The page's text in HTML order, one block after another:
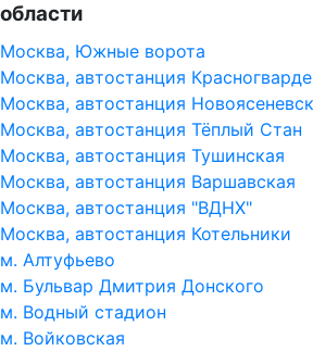
области
Москва, Южные ворота
Москва, автостанция
Москва, автостанция
Москва, автостанция Тёплый Стан
Москва, автостанция Тушинская
Москва, автостанция Варшавская
Москва, автостанция "ВДНХ"
Москва, автостанция Котельники
м. Алтуфьево
м. Бульвар Дмитрия Донского
м. Водный стадион
м. Войковская